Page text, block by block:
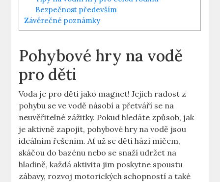
Bezpečnost především
Závěrečné poznámky
Pohybové hry na vodě
pro děti
Voda je pro děti jako magnet! Jejich radost z
pohybu se ve vodě násobí a přetváří se na
neuvěřitelné zážitky. Pokud hledáte způsob, jak
je aktivně zapojit, pohybové hry na vodě jsou
ideálním řešením. Ať už se děti hází míčem,
skáčou do bazénu nebo se snaží udržet na
hladině, každá aktivita jim poskytne spoustu
zábavy, rozvoj motorických schopností a také